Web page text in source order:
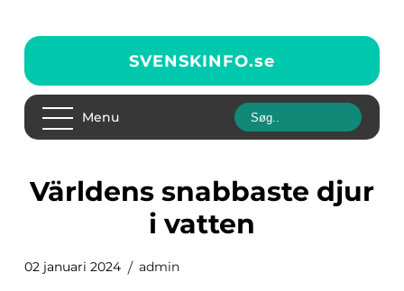
SVENSKINFO.se
Menu
världens snabbaste djur
i vatten
02 januari 2024 admin